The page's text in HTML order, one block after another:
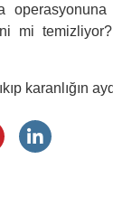
mi
karanlığın